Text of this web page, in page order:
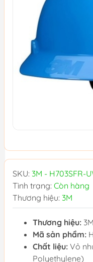
SKU: 3M - H703SFR-
Tình trạng: Còn hàng
Thương hiệu: 3M
Thương hiệu:
Mã sản phẩm:
Chất liệu: Vỏ
Polyethylene)